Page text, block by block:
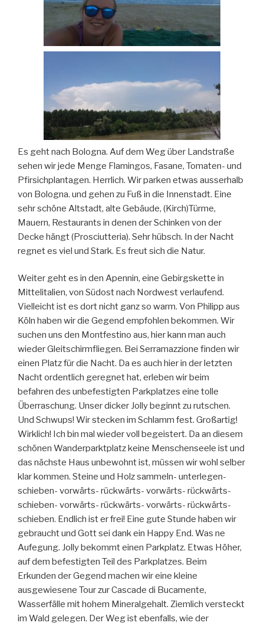
Es geht nach Bologna. Auf dem Weg über Landstraße
sehen wir jede Menge Flamingos, Fasane, Tomaten- und
Pfirsichplantagen. Herrlich. Wir parken etwas ausserhalb
von Bologna. und gehen zu Fuß in die Innenstadt. Eine
sehr schöne Altstadt, alte Gebäude, (Kirch)Türme,
Mauern, Restaurants in denen der Schinken von der
Decke hängt (Prosciutteria). Sehr hübsch. In der Nacht
regnet es viel und Stark. Es freut sich die Natur.
Weiter geht es in den Apennin, eine Gebirgskette in
Mittelitalien, von Südost nach Nordwest verlaufend.
Vielleicht ist es dort nicht ganz so warm. Von Philipp aus
Köln haben wir die Gegend empfohlen bekommen. Wir
suchen uns den Montfestino aus, hier kann man auch
wieder Gleitschirmfliegen. Bei Serramazzione finden wir
einen Platz für die Nacht. Da es auch hier in der letzten
Nacht ordentlich geregnet hat, erleben wir beim
befahren des unbefestigten Parkplatzes eine tolle
Überraschung. Unser dicker Jolly beginnt zu rutschen.
Und Schwups! Wir stecken im Schlamm fest. Großartig!
Wirklich! Ich bin mal wieder voll begeistert. Da an diesem
schönen Wanderparktplatz keine Menschenseele ist und
das nächste Haus unbewohnt ist, müssen wir wohl selber
klar kommen. Steine und Holz sammeln- unterlegen-
schieben- vorwärts- rückwärts- vorwärts- rückwärts-
schieben- vorwärts- rückwärts- vorwärts- rückwärts-
schieben. Endlich ist er frei! Eine gute Stunde haben wir
gebraucht und Gott sei dank ein Happy End. Was ne
Aufegung. Jolly bekommt einen Parkplatz. Etwas Höher,
auf dem befestigten Teil des Parkplatzes. Beim
Erkunden der Gegend machen wir eine kleine
ausgewiesene Tour zur Cascade di Bucamente,
Wasserfälle mit hohem Mineralgehalt. Ziemlich versteckt
im Wald gelegen. Der Weg ist ebenfalls, wie der